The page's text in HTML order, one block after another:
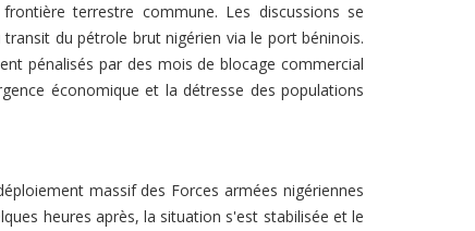
terrestre commune. Les discussions se
du pétrole brut nigérien via le port béninois.
pénalisés par des mois de blocage commercial
économique et la détresse des populations
massif des Forces armées nigériennes
heures après, la situation s'est stabilisée et le